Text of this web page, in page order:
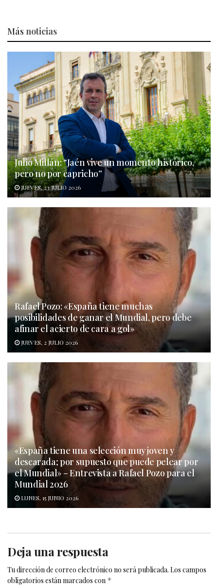
Más noticias
Julio Millán: “Jaén vive un momento histórico,
pero no por capricho”
JUEVES, 23 JULIO 2026
Rafael Pozo: «España tiene muchas
posibilidades de ganar el Mundial, pero debe
afinar el acierto de cara a gol»
JUEVES, 2 JULIO 2026
«España tiene una selección muy joven y
descarada; por supuesto que puede pelear por
el Mundial» – Entrevista a Rafael Pozo para el
Mundial 2026
LUNES, 15 JUNIO 2026
Deja una respuesta
Tu dirección de correo electrónico no será publicada. Los campos
obligatorios están marcados con *